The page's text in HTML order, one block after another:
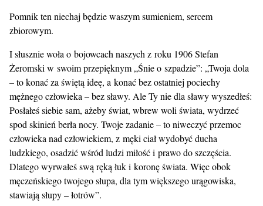
Pomnik ten niechaj będzie waszym sumieniem, sercem
zbiorowym.
I słusznie woła o bojowcach naszych z roku 1906 Stefan
Żeromski w swoim przepięknym „Śnie o szpadzie”: „Twoja dola
– to konać za świętą ideę, a konać bez ostatniej pociechy
mężnego człowieka – bez sławy. Ale Ty nie dla sławy wyszedłeś:
Posłałeś siebie sam, ażeby świat, wbrew woli świata, wydrzeć
spod skinień berła nocy. Twoje zadanie – to niweczyć przemoc
człowieka nad człowiekiem, z męki ciał wydobyć ducha
ludzkiego, osadzić wśród ludzi miłość i prawo do szczęścia.
Dlatego wyrwałeś swą ręką łuk i koronę świata. Więc obok
męczeńskiego twojego słupa, dla tym większego urągowiska,
stawiają słupy – łotrów”.